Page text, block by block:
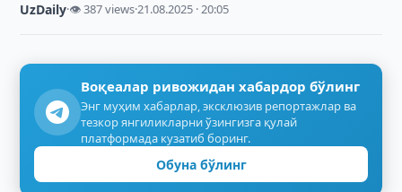
UzDaily·👁 387 views·21.08.2025 · 20:05
Воқеалар ривожидан хабардор бўлинг
Энг муҳим хабарлар, эксклюзив репортажлар ва
тезкор янгиликларни ўзингизга қулай
платформада кузатиб боринг.
Обуна бўлинг